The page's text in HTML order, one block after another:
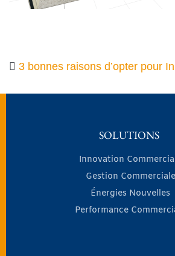
3 bonnes raisons d’opter pour
SOLUTIONS
Innovation
Gestion Commerciale
Énergies Nouvelles
Performance